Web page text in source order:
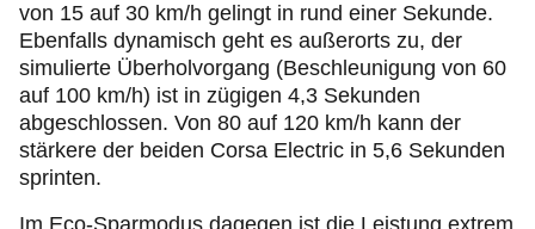
von 15 auf 30 km/h gelingt in rund einer Sekunde.
Ebenfalls dynamisch geht es außerorts zu, der
simulierte Überholvorgang (Beschleunigung von 60
auf 100 km/h) ist in zügigen 4,3 Sekunden
abgeschlossen. Von 80 auf 120 km/h kann der
stärkere der beiden Corsa Electric in 5,6 Sekunden
sprinten.
Im Eco-Sparmodus dagegen ist die Leistung extrem